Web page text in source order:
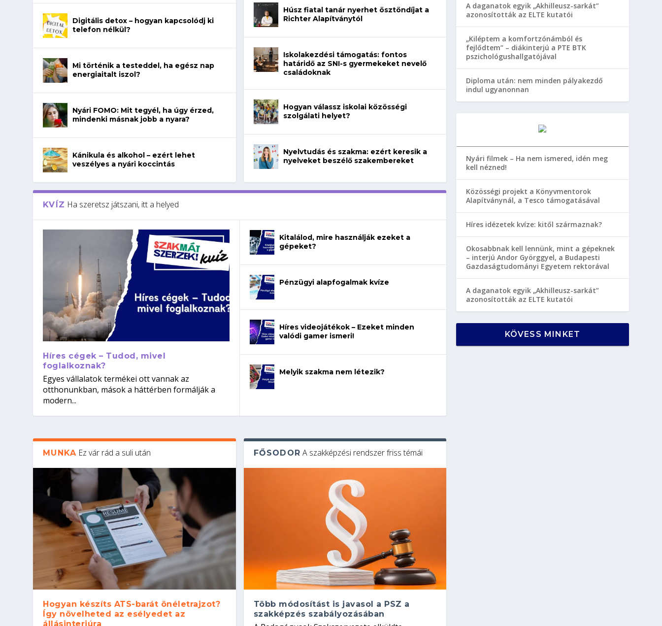
Digitális detox – hogyan kapcsolódj ki
telefon nélkül?
Mi történik a testeddel, ha egész nap
energiaitalt iszol?
Nyári FOMO: Mit tegyél, ha úgy érzed,
mindenki másnak jobb a nyara?
Kánikula és alkohol – ezért lehet
veszélyes a nyári koccintás
Húsz fiatal tanár nyerhet ösztöndíjat a
Richter Alapítványtól
Iskolakezdési támogatás: fontos
határidő az SNI-s gyermekeket nevelő
családoknak
Hogyan válassz iskolai közösségi
szolgálati helyet?
Nyelvtudás és szakma: ezért keresik a
nyelveket beszélő szakembereket
KVÍZ Ha szeretsz játszani, itt a helyed
Híres cégek – Tudod, mivel
foglalkoznak?
Egyes vállalatok termékei ott vannak az
otthonunkban, mások a háttérben formálják a
modern...
Kitalálod, mire használják ezeket a
gépeket?
Pénzügyi alapfogalmak kvíze
Híres videojátékok – Ezeket minden
valódi gamer ismeri!
Melyik szakma nem létezik?
MUNKA Ez vár rád a suli után
Hogyan készíts ATS-barát önéletrajzot?
Így növelheted az esélyedet az
állásinterjúra
FŐSODOR A szakképzési rendszer friss témái
Több módosítást is javasol a PSZ a
szakképzés szabályozásában
A daganatok egyik „Akhilleusz-sarkát”
azonosították az ELTE kutatói
„Kiléptem a komfortzónámból és
fejlődtem” – diákinterjú a PTE BTK
pszichológushallgatójával
Diploma után: nem minden pályakezdő
indul ugyanonnan
Nyári filmek – Ha nem ismered, idén meg
kell nézned!
Közösségi projekt a Könyvmentorok
Alapítványnál, a Tesco támogatásával
Híres idézetek kvíze: kitől származnak?
Okosabbnak kell lennünk, mint a gépeknek
– interjú Andor Györggyel, a Budapesti
Gazdaságtudományi Egyetem rektorával
A daganatok egyik „Akhilleusz-sarkát”
azonosították az ELTE kutatói
KÖVESS MINKET